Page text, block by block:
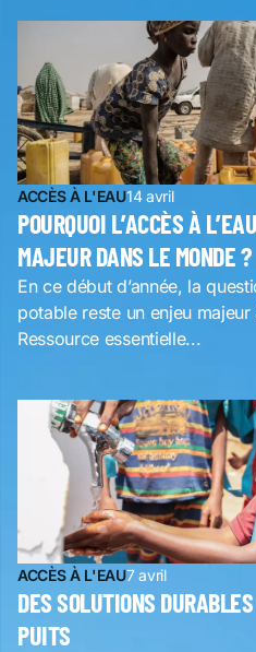
ACCÈS À L'EAU14 avril
POURQUOI L’ACCÈS À
MAJEUR DANS LE MONDE ?
En ce début d’année, la
potable reste un enjeu majeur
Ressource essentielle...
ACCÈS À L'EAU7 avril
DES SOLUTIONS
PUITS